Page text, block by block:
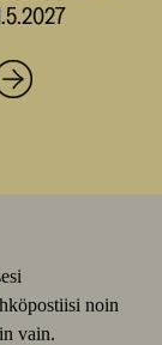
noin
vain.